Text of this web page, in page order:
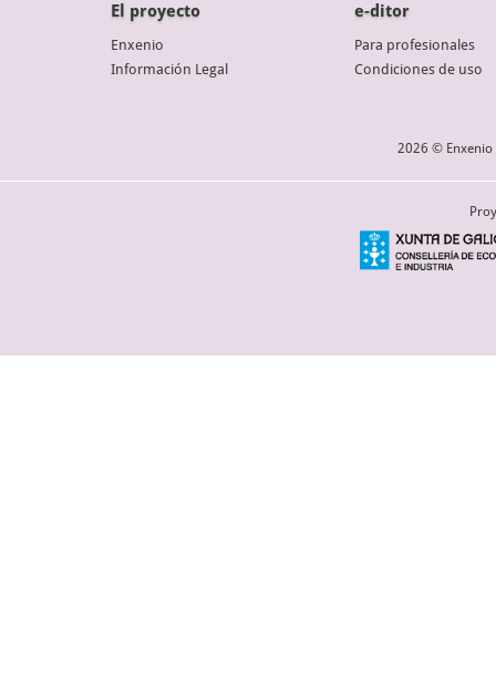
El proyecto
Enxenio
Información Legal
e-ditor
Para profesionales
Condiciones de uso
2026 © Enxenio